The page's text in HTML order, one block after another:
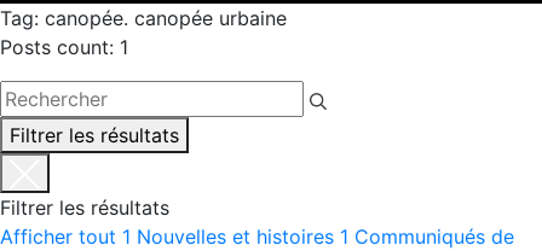
Tag: canopée. canopée urbaine
Posts count: 1
Filtrer les résultats
Filtrer les résultats
Afficher tout 1 Nouvelles et histoires 1 Communiqués de